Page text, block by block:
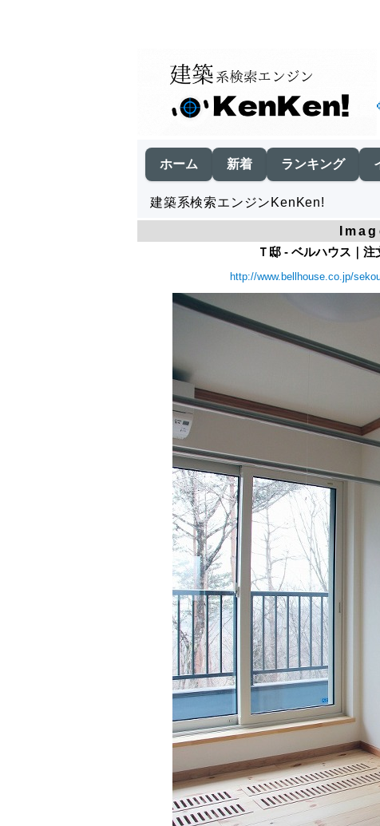
ホーム 新着 ランキング
建築系検索エンジンKenKen!
Ｔ邸 - ベルハウス｜
http://www.bellhouse.co.jp/